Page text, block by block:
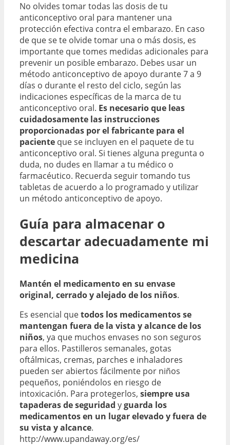
No olvides tomar todas las dosis de tu
anticonceptivo oral para mantener una
protección efectiva contra el embarazo. En caso
de que se te olvide tomar una o más dosis, es
importante que tomes medidas adicionales para
prevenir un posible embarazo. Debes usar un
método anticonceptivo de apoyo durante 7 a 9
días o durante el resto del ciclo, según las
indicaciones específicas de la marca de tu
anticonceptivo oral. Es necesario que leas
cuidadosamente las instrucciones
proporcionadas por el fabricante para el
paciente que se incluyen en el paquete de tu
anticonceptivo oral. Si tienes alguna pregunta o
duda, no dudes en llamar a tu médico o
farmacéutico. Recuerda seguir tomando tus
tabletas de acuerdo a lo programado y utilizar
un método anticonceptivo de apoyo.
Guía para almacenar o
descartar adecuadamente mi
medicina
Mantén el medicamento en su envase
original, cerrado y alejado de los niños.
Es esencial quetodos los medicamentos se
mantengan fuera de la vista y alcance de los
niños, ya que muchos envases no son seguros
para ellos. Pastilleros semanales, gotas
oftálmicas, cremas, parches e inhaladores
pueden ser abiertos fácilmente por niños
pequeños, poniéndolos en riesgo de
intoxicación. Para protegerlos, siempre usa
tapaderas de seguridad yguarda los
medicamentos en un lugar elevado y fuera de
su vista y alcance.
http://www.upandaway.org/es/